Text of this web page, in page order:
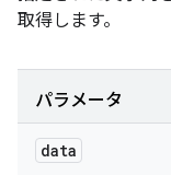
取得します。
パラメータ
data